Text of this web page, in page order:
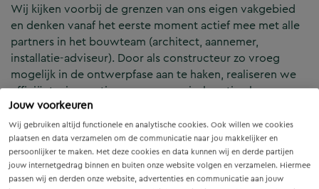
Jouw voorkeuren
Wij gebruiken altijd functionele en analytische cookies. Ook willen we cookies
plaatsen en data verzamelen om de communicatie naar jou makkelijker en
persoonlijker te maken. Met deze cookies en data kunnen wij en derde partijen
jouw internetgedrag binnen en buiten onze website volgen en verzamelen. Hiermee
passen wij en derden onze website, advertenties en communicatie aan jouw
Wij kijken voorbij de grenzen van ons eigen vakgebied
en denken vanaf het eerste moment actief mee met alle
partners in het bouwteam (architect, aannemer,
installatie-adviseur). Door als constructeur zo vroeg
mogelijk in de ontwerpfase aan te haken, realiseren we
efficiënte, innovatieve en economisch optimale
constructies — voor zowel nieuwbouw als renovatie.
Onze Expertises en Activiteiten
B&Z Bouwtechniek verzorgt het volledige constructieve